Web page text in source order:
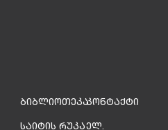
ბიბლიოთეკა
საიტის რუკა
კონტაქტი
ელ.